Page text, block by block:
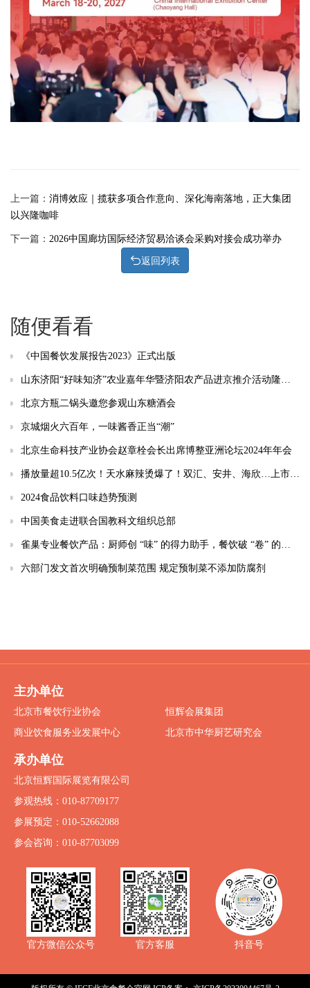
上一篇： 消博效应｜揽获多项合作意向、深化海南落地，正大集团
以兴隆咖啡
下一篇： 2026中国廊坊国际经济贸易洽谈会采购对接会成功举办
返回列表
随便看看
《中国餐饮发展报告2023》正式出版
山东济阳“好味知济”农业嘉年华暨济阳农产品进京推介活动隆重举办
北京方瓶二锅头邀您参观山东糖酒会
京城烟火六百年，一味酱香正当“潮”
北京生命科技产业协会赵章栓会长出席博整亚洲论坛2024年年会
播放量超10.5亿次！天水麻辣烫爆了！双汇、安井、海欣…上市公司如何接住“泼天富贵”？
2024食品饮料口味趋势预测
中国美食走进联合国教科文组织总部
雀巢专业餐饮产品：厨师创 “味” 的得力助手，餐饮破 “卷” 的秘密武器
六部门发文首次明确预制菜范围 规定预制菜不添加防腐剂
主办单位
北京市餐饮行业协会
恒辉会展集团
商业饮食服务业发展中心
北京市中华厨艺研究会
承办单位
北京恒辉国际展览有限公司
参观热线：010-87709177
参展预定：010-52662088
参会咨询：010-87703099
官方微信公众号 官方客服 抖音号